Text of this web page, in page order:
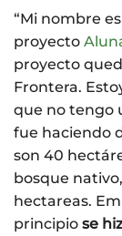
“Mi nombre
proyecto
proyecto
Frontera.
que no tengo
fue haciendo
son 40
bosque
hectareas.
principio se